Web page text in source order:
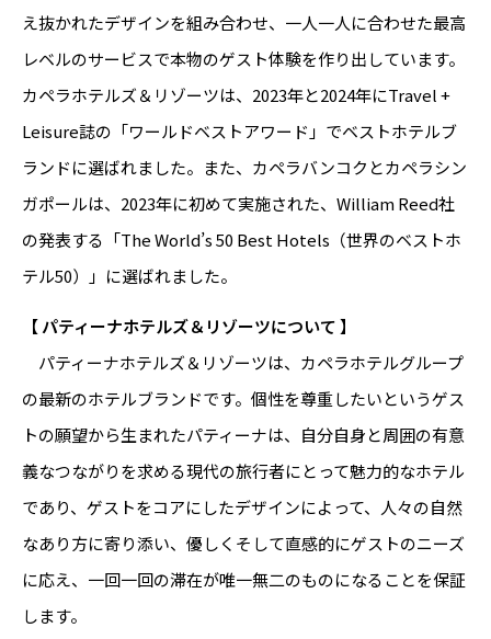
え抜かれたデザインを組み合わせ、一人一人に合わせた最高
レベルのサービスで本物のゲスト体験を作り出しています。
カペラホテルズ＆リゾーツは、2023年と2024年にTravel +
Leisure誌の「ワールドベストアワード」でベストホテルブ
ランドに選ばれました。また、カペラバンコクとカペラシン
ガポールは、2023年に初めて実施された、William Reed社
の発表する「The World’s 50 Best Hotels（世界のベストホ
テル50）」に選ばれました。
【 パティーナホテルズ＆リゾーツについて 】
パティーナホテルズ＆リゾーツは、カペラホテルグループ
の最新のホテルブランドです。個性を尊重したいというゲス
トの願望から生まれたパティーナは、自分自身と周囲の有意
義なつながりを求める現代の旅行者にとって魅力的なホテル
であり、ゲストをコアにしたデザインによって、人々の自然
なあり方に寄り添い、優しくそして直感的にゲストのニーズ
に応え、一回一回の滞在が唯一無二のものになることを保証
します。